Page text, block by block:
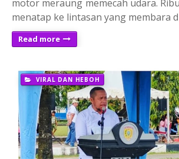
motor meraung memecah udara.
menatap ke lintasan yang membara
Read more
VIRAL DAN HEBOH